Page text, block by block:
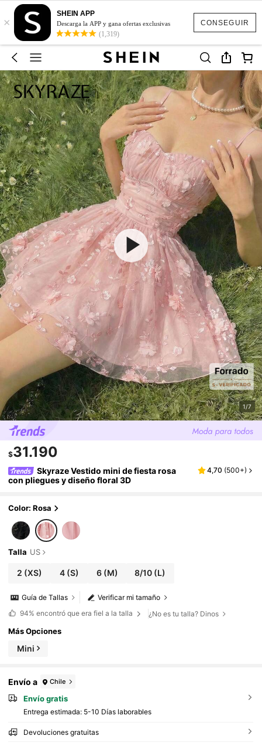
CONSEGUIR
×
SHEIN APP
Descarga la APP y gana ofertas exclusivas
(1,319)
1/7
$31.190
Skyraze Vestido mini de fiesta rosa
con pliegues y diseño floral 3D
4,70 (500+)
Color: Rosa
Talla US
2 (XS) 4(S) 6(M) 8/10 (L)
Verificar mi tamaño
Guía de Tallas
94% encontró que era fiel a la talla ¿No es tu talla? Dinos
Más Opciones
Mini
Envío a Chile
Envío gratis
Entrega estimada: 5-10 Días laborables
Devoluciones gratuitas